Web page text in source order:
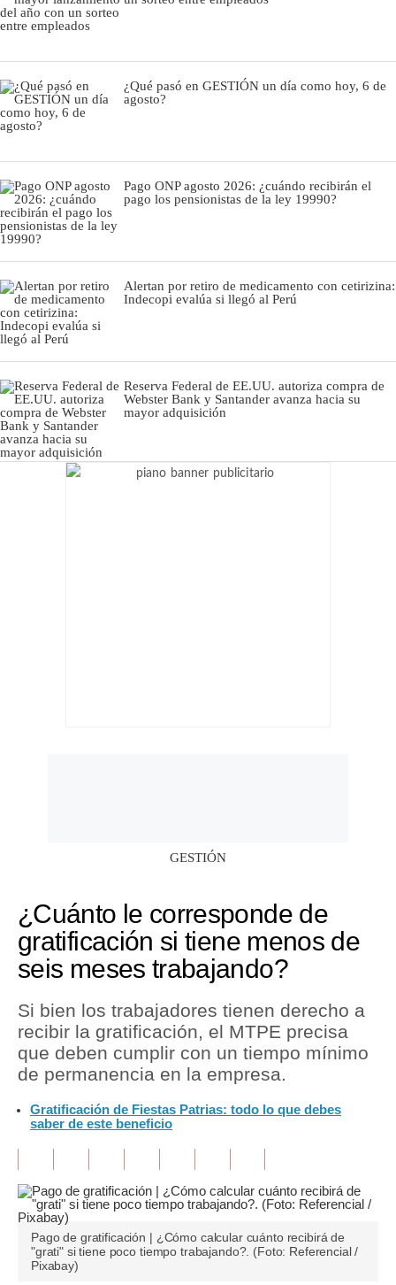
¿Qué pasó en GESTIÓN un día como hoy, 6 de
agosto?
Pago ONP agosto 2026: ¿cuándo recibirán el
pago los pensionistas de la ley 19990?
Alertan por retiro de medicamento con cetirizina:
Indecopi evalúa si llegó al Perú
Reserva Federal de EE.UU. autoriza compra de
Webster Bank y Santander avanza hacia su
mayor adquisición